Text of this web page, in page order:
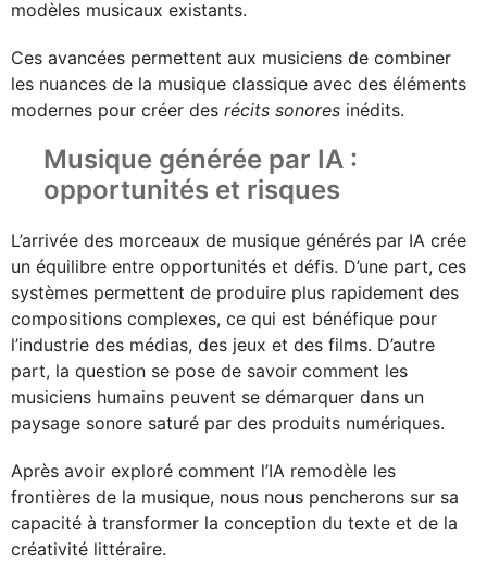
modèles musicaux existants.
Ces avancées permettent aux musiciens de combiner
les nuances de la musique classique avec des éléments
modernes pour créer des récits sonores inédits.
Musique générée par IA :
opportunités et risques
L’arrivée des morceaux de musique générés par IA crée
un équilibre entre opportunités et défis. D’une part, ces
systèmes permettent de produire plus rapidement des
compositions complexes, ce qui est bénéfique pour
l’industrie des médias, des jeux et des films. D’autre
part, la question se pose de savoir comment les
musiciens humains peuvent se démarquer dans un
paysage sonore saturé par des produits numériques.
Après avoir exploré comment l’IA remodèle les
frontières de la musique, nous nous pencherons sur sa
capacité à transformer la conception du texte et de la
créativité littéraire.